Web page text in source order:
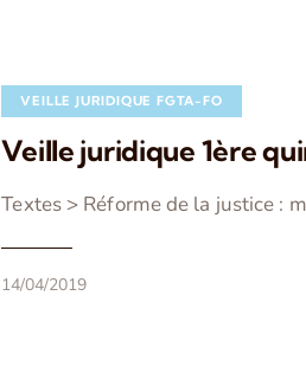
VEILLE JURIDIQUE FGTA-FO
Veille juridique 1ère
Textes > Réforme de la justice :
14/04/2019